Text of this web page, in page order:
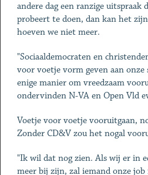
andere dag een ranzige uitspraak
probeert te doen, dan kan het
hoeven we niet meer.
"Sociaaldemocraten en
voor voetje vorm geven aan onze
enige manier om vreedzaam
ondervinden N-VA en Open Vld
Voetje voor voetje vooruitgaan,
Zonder CD&V zou het nogal
"Ik wil dat nog zien. Als wij er in
meer bij zijn, zal iemand onze